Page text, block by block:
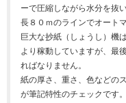
ーで圧縮しながら水分を抜
長８０ｍのラインでオート
巨大な抄紙（しょうし）機
より稼動していますが、最
ればなりません。
紙の厚さ、重さ、色などの
が筆記特性のチェックです。